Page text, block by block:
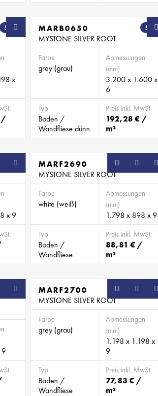
SB
x
/
SB
MARB0650
MYSTONE SILVER ROOT
Farbe
grey (grau)
Abmessungen
(mm)
3.200 x 1.600 x
6
Typ
Boden /
Wandfliese dünn
Preis inkl. MwSt.
192,28 € /
m²
x 9
MARF2690
MYSTONE SILVER ROOT
Farbe
white (weiß)
Abmessungen
(mm)
1.798 x 898 x 9
Typ
Boden /
Wandfliese
Preis inkl. MwSt.
88,81 € /
m²
9
MARF2700
MYSTONE SILVER ROOT
Farbe
grey (grau)
Abmessungen
(mm)
1.198 x 1.198 x
9
Typ
Boden /
Wandfliese
Preis inkl. MwSt.
77,83 € /
m²